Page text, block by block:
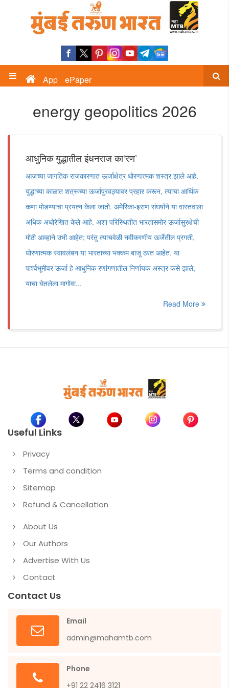
App ePaper
energy geopolitics 2026
आधुनिक युद्धातील इंधनराज का‘रण’
आजच्या जागतिक राजकारणात ऊर्जाक्षेत्र धोरणात्मक शस्त्र झाले आहे.
युद्धाच्या काळात शत्रूच्या ऊर्जापुरवठ्यावर प्रहार करून, त्याचा आर्थिक
कणा मोडण्याचा प्रयत्न केला जातो. अमेरिका-इराण संघर्षाने या वास्तवाला
अधिक अधोरेखित केले आहे. अशा परिस्थितीत भारतासमोर ऊर्जासुरक्षेची
मोठी आव्हाने उभी आहेत; परंतु त्याचवेळी नवीकरणीय ऊर्जेतील प्रगती,
धोरणात्मक स्वावलंबन या भारताच्या भक्कम बाजू ठरत आहेत. या
पार्श्वभूमीवर ऊर्जा हे आधुनिक रणांगणातील निर्णायक अस्त्र कसे झाले,
याचा घेतलेला मागोवा...
Read More
Useful Links
Privacy
Terms and condition
Sitemap
Refund & Cancellation
About Us
Our Authors
Advertise With Us
Contact
Contact Us
Email
admin@mahamtb.com
Phone
+91 22 2416 3121